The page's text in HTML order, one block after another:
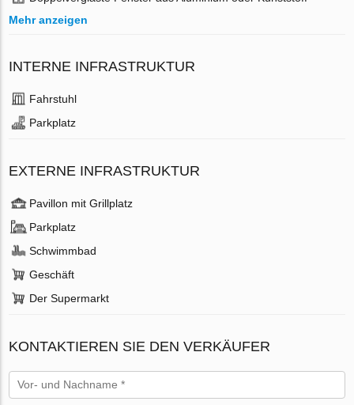
Mehr anzeigen
INTERNE INFRASTRUKTUR
Fahrstuhl
Parkplatz
EXTERNE INFRASTRUKTUR
Pavillon mit Grillplatz
Parkplatz
Schwimmbad
Geschäft
Der Supermarkt
KONTAKTIEREN SIE DEN VERKÄUFER